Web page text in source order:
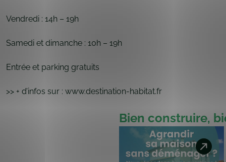
Vendredi : 14h – 19h
Samedi et dimanche : 10h – 19h
Entrée et parking gratuits
>> + d’infos sur : www.destination-habitat.fr
Bien construire,